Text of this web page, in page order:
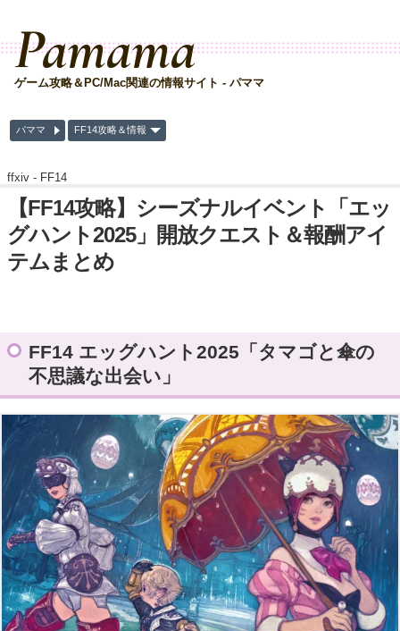
Pamama
ゲーム攻略＆PC/Mac関連の情報サイト - パママ
パママ FF14攻略＆情報
ffxiv - FF14
【FF14攻略】シーズナルイベント「エッ
グハント2025」開放クエスト＆報酬アイ
テムまとめ
FF14 エッグハント2025「タマゴと傘の
不思議な出会い」